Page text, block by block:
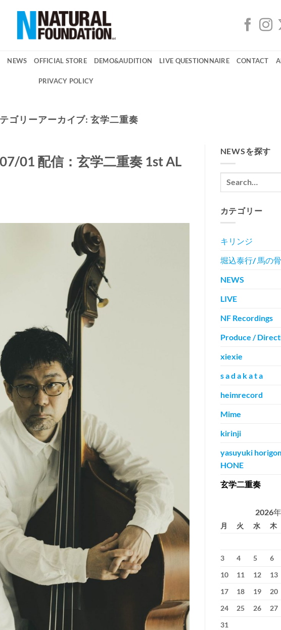
NEWS OFFICIAL STORE DEMO&AUDITION LIVE QUESTIONNAIRE CONTACT
PRIVACY POLICY
ゴリーアーカイブ:玄学二重奏
01 配信：玄学二重奏 1st AL
NEWSを探す
カテゴリー
キリンジ
堀込泰行/ 馬の骨
NEWS
LIVE
NF Recordings
Produce /
xiexie
s a d a k a t a
heimrecord
Mime
kirinji
yasuyuki
HONE
玄学二重奏
2026
月 火 水 木
3
4 5 6
10
11 12 13
17
18 19 20
24
25 26 27
31